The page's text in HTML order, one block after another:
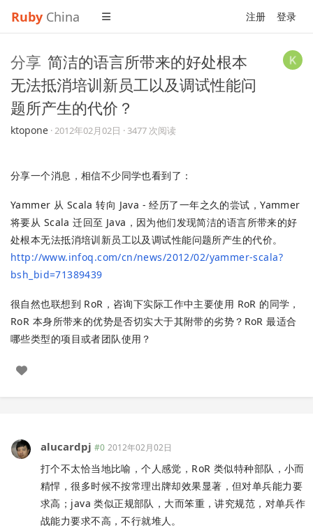
Ruby China 注册 登录
分享 简洁的语言所带来的好处根本
无法抵消培训新员工以及调试性能问
题所产生的代价？
ktopone ·2012年02月02日 · 3477 次阅读
分享一个消息，相信不少同学也看到了：
Yammer 从 Scala 转向 Java - 经历了一年之久的尝试，Yammer
将要从 Scala 迁回至 Java，因为他们发现简洁的语言所带来的好
处根本无法抵消培训新员工以及调试性能问题所产生的代价。
http://www.infoq.com/cn/news/2012/02/yammer-scala?
bsh_bid=71389439
很自然也联想到 RoR，咨询下实际工作中主要使用 RoR 的同学，
RoR 本身所带来的优势是否切实大于其附带的劣势？RoR 最适合
哪些类型的项目或者团队使用？
alucardpj #0 2012年02月02日
打个不太恰当地比喻，个人感觉，RoR 类似特种部队，小而
精悍，很多时候不按常理出牌却效果显著，但对单兵能力要
求高；java 类似正规部队，大而笨重，讲究规范，对单兵作
战能力要求不高，不行就堆人。